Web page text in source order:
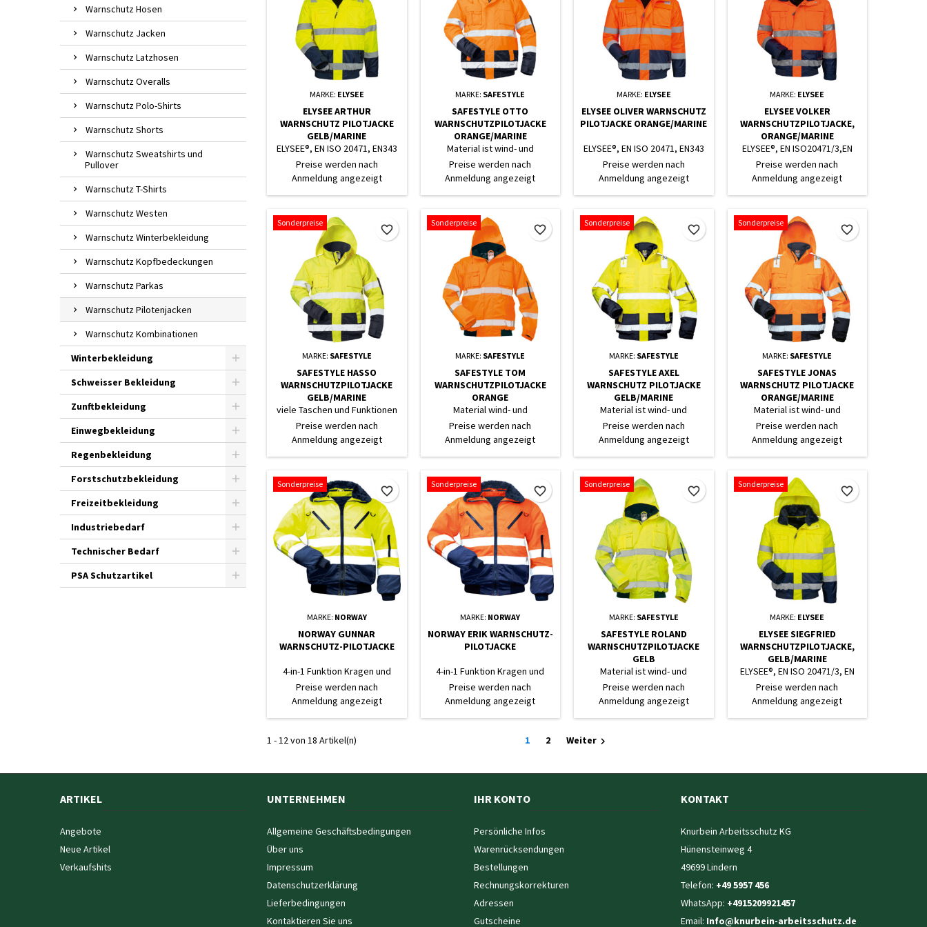
Warnschutz Hosen
Warnschutz Jacken
Warnschutz Latzhosen
Warnschutz Overalls
Warnschutz Polo-Shirts
Warnschutz Shorts
Warnschutz Sweatshirts und
Pullover
Warnschutz T-Shirts
Warnschutz Westen
Warnschutz Winterbekleidung
Warnschutz Kopfbedeckungen
Warnschutz Parkas
Warnschutz Pilotenjacken
Warnschutz Kombinationen
Winterbekleidung
Schweisser Bekleidung
Zunftbekleidung
Einwegbekleidung
Regenbekleidung
Forstschutzbekleidung
Freizeitbekleidung
Industriebedarf
Technischer Bedarf
PSA Schutzartikel
MARKE: ELYSEE
ELYSEE ARTHUR
WARNSCHUTZ PILOTJACKE
GELB/MARINE
ELYSEE®, EN ISO 20471, EN343
MIT SCHULTERREFLEX
Preise werden nach
Anmeldung angezeigt
MARKE: SAFESTYLE
SAFESTYLE OTTO
WARNSCHUTZPILOTJACKE
ORANGE/MARINE
Material ist wind- und
wasserdicht
Preise werden nach
Anmeldung angezeigt
MARKE: ELYSEE
ELYSEE OLIVER WARNSCHUTZ
PILOTJACKE ORANGE/MARINE
ELYSEE®, EN ISO 20471, EN343
MIT SCHULTERREFLEX
Preise werden nach
Anmeldung angezeigt
MARKE: ELYSEE
ELYSEE VOLKER
WARNSCHUTZPILOTJACKE,
ORANGE/MARINE
ELYSEE®, EN ISO20471/3,EN
343,EN ISO13688, ABNEHMB.
ÄRMELN
Preise werden nach
Anmeldung angezeigt
Sonderpreise
MARKE: SAFESTYLE
SAFESTYLE HASSO
WARNSCHUTZPILOTJACKE
GELB/MARINE
viele Taschen und Funktionen
Preise werden nach
Anmeldung angezeigt
favorite_border
Sonderpreise
MARKE: SAFESTYLE
SAFESTYLE TOM
WARNSCHUTZPILOTJACKE
ORANGE
Material wind- und
wasserdicht
Preise werden nach
Anmeldung angezeigt
favorite_border
Sonderpreise
MARKE: SAFESTYLE
SAFESTYLE AXEL
WARNSCHUTZ PILOTJACKE
GELB/MARINE
Material ist wind- und
wasserdicht
Preise werden nach
Anmeldung angezeigt
favorite_border
Sonderpreise
MARKE: SAFESTYLE
SAFESTYLE JONAS
WARNSCHUTZ PILOTJACKE
ORANGE/MARINE
Material ist wind- und
wasserdicht
Preise werden nach
Anmeldung angezeigt
favorite_border
Sonderpreise
MARKE: NORWAY
NORWAY GUNNAR
WARNSCHUTZ-PILOTJACKE
4-in-1 Funktion Kragen und
Ärmel abnehmbar, Webpelz-
Futter herausnehmbar
Preise werden nach
Anmeldung angezeigt
favorite_border
Sonderpreise
MARKE: NORWAY
NORWAY ERIK WARNSCHUTZ-
PILOTJACKE
4-in-1 Funktion Kragen und
Ärmel abnehmbar, Webpelz-
Futter herausnehmbar
Preise werden nach
Anmeldung angezeigt
favorite_border
Sonderpreise
MARKE: SAFESTYLE
SAFESTYLE ROLAND
WARNSCHUTZPILOTJACKE
GELB
Material ist wind- und
wasserdicht
Preise werden nach
Anmeldung angezeigt
favorite_border
Sonderpreise
MARKE: ELYSEE
ELYSEE SIEGFRIED
WARNSCHUTZPILOTJACKE,
GELB/MARINE
ELYSEE®, EN ISO 20471/3, EN
343, EN ISO 13688
Preise werden nach
Anmeldung angezeigt
favorite_border
1 - 12 von 18 Artikel(n) 1 2 Weiter 
ARTIKEL
Angebote
Neue Artikel
Verkaufshits
UNTERNEHMEN
Allgemeine Geschäftsbedingungen
Über uns
Impressum
Datenschutzerklärung
Lieferbedingungen
Kontaktieren Sie uns
IHR KONTO
Persönliche Infos
Warenrücksendungen
Bestellungen
Rechnungskorrekturen
Adressen
Gutscheine
KONTAKT
Knurbein Arbeitsschutz KG
Hünensteinweg 4
49699 Lindern
Telefon: +49 5957 456
WhatsApp: +4915209921457
Email: Info@knurbein-arbeitsschutz.de